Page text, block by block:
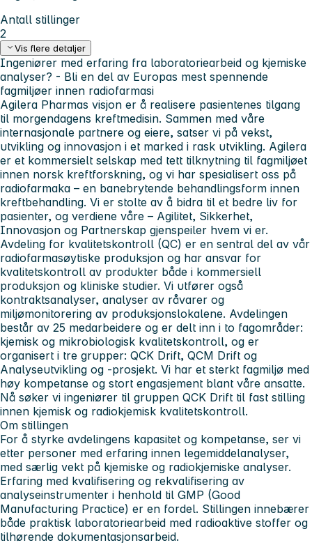
Antall stillinger
2
Vis flere detaljer
Ingeniører med erfaring fra laboratoriearbeid og kjemiske
analyser? - Bli en del av Europas mest spennende
fagmiljøer innen radiofarmasi
Agilera Pharmas visjon er å realisere pasientenes tilgang
til morgendagens kreftmedisin. Sammen med våre
internasjonale partnere og eiere, satser vi på vekst,
utvikling og innovasjon i et marked i rask utvikling. Agilera
er et kommersielt selskap med tett tilknytning til fagmiljøet
innen norsk kreftforskning, og vi har spesialisert oss på
radiofarmaka – en banebrytende behandlingsform innen
kreftbehandling. Vi er stolte av å bidra til et bedre liv for
pasienter, og verdiene våre – Agilitet, Sikkerhet,
Innovasjon og Partnerskap gjenspeiler hvem vi er.
Avdeling for kvalitetskontroll (QC) er en sentral del av vår
radiofarmasøytiske produksjon og har ansvar for
kvalitetskontroll av produkter både i kommersiell
produksjon og kliniske studier. Vi utfører også
kontraktsanalyser, analyser av råvarer og
miljømonitorering av produksjonslokalene. Avdelingen
består av 25 medarbeidere og er delt inn i to fagområder:
kjemisk og mikrobiologisk kvalitetskontroll, og er
organisert i tre grupper: QCK Drift, QCM Drift og
Analyseutvikling og -prosjekt. Vi har et sterkt fagmiljø med
høy kompetanse og stort engasjement blant våre ansatte.
Nå søker vi ingeniører til gruppen QCK Drift til fast stilling
innen kjemisk og radiokjemisk kvalitetskontroll.
Om stillingen
For å styrke avdelingens kapasitet og kompetanse, ser vi
etter personer med erfaring innen legemiddelanalyser,
med særlig vekt på kjemiske og radiokjemiske analyser.
Erfaring med kvalifisering og rekvalifisering av
analyseinstrumenter i henhold til GMP (Good
Manufacturing Practice) er en fordel. Stillingen innebærer
både praktisk laboratoriearbeid med radioaktive stoffer og
tilhørende dokumentasjonsarbeid.